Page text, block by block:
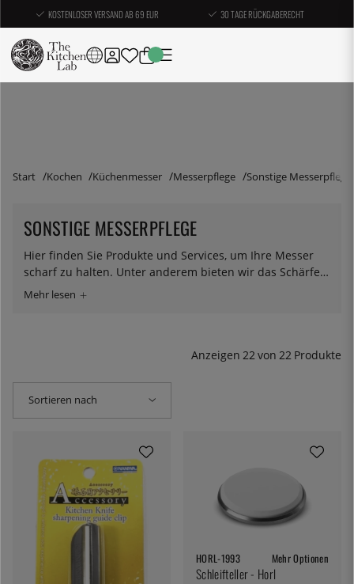
KOSTENLOSER VERSAND AB 69 EUR 30 TAGE RÜCKGABERECHT
Start Kochen Küchenmesser Messerpflege Sonstige Messerpflege
SONSTIGE MESSERPFLEGE
Hier finden Sie Produkte und Services, um Ihre Messer
scharf zu halten. Unter anderem bieten wir das Schärfen
von Messern bei einem der führenden Messerschärfer
Anzeigen 22von 22 Produkte
Sortieren nach
HORL-1993 Mehr Optionen
Schleifteller - Horl